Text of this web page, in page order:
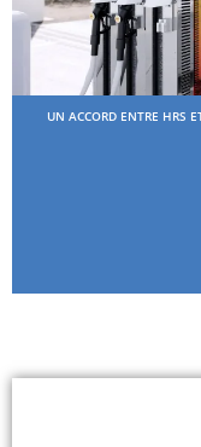
UN ACCORD ENTRE HRS